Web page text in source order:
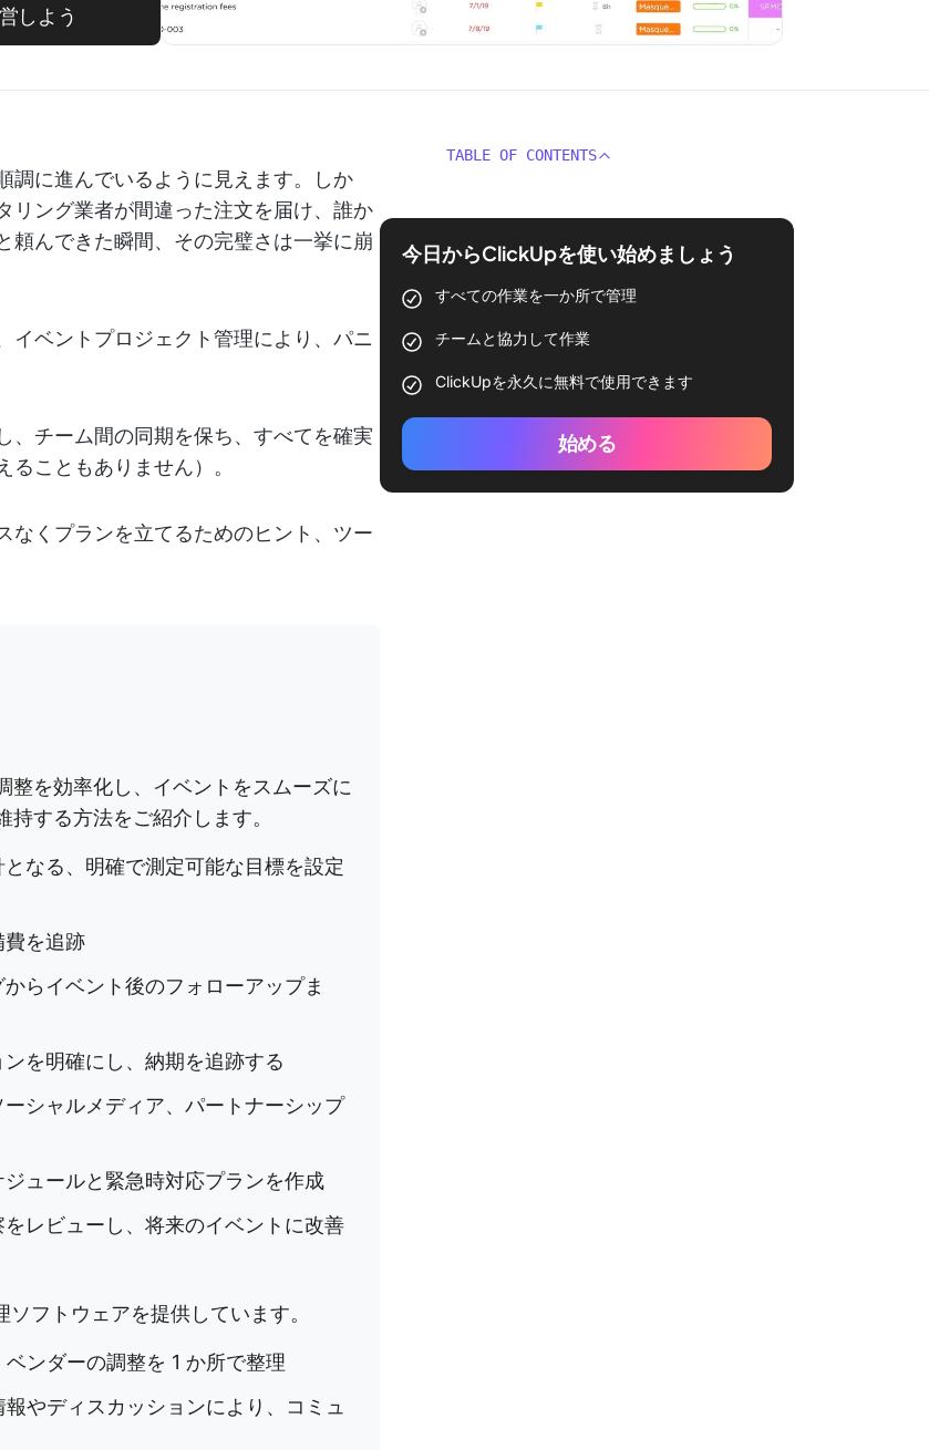
しよう
調に進んでいるように見えます。しか
リング業者が間違った注文を届け、誰か
頼んできた瞬間、その完璧さは一挙に崩
イベントプロジェクト管理により、パニ
、チーム間の同期を保ち、すべてを確実
こともありません）。
なくプランを立てるためのヒント、ツー
整を効率化し、イベントをスムーズに
する方法をご紹介します。
なる、明確で測定可能な目標を設定
費を追跡
らイベント後のフォローアップま
を明確にし、納期を追跡する
シャルメディア、パートナーシップ
ュールと緊急時対応プランを作成
をレビューし、将来のイベントに改善
フトウェアを提供しています。
ンダーの調整を 1 か所で整理
やディスカッションにより、コミュ
TABLE OF CONTENTS
今日からClickUpを使い始めましょう
すべての作業を一か所で管理
チームと協力して作業
ClickUpを永久に無料で使用できます
始める